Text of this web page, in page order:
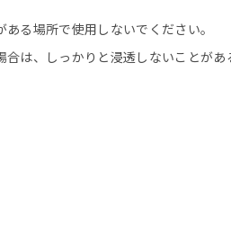
る場所で使用しないでください。
合は、しっかりと浸透しないことが